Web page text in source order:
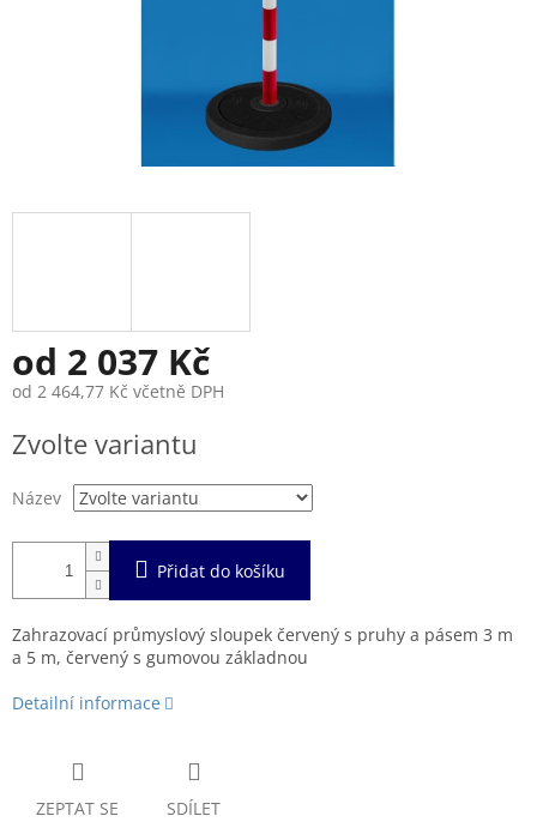
od 2 037 Kč
od 2 464,77 Kč včetně DPH
cena:
Zvolte variantu
Název
Přidat do košíku
Zahrazovací průmyslový sloupek červený s pruhy a pásem 3 m
a 5 m, červený s gumovou základnou
Detailní informace
ZEPTAT SE SDÍLET